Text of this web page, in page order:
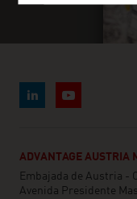
ADVANTAGE AUSTRIA
Embajada de Austria -
Avenida Presidente